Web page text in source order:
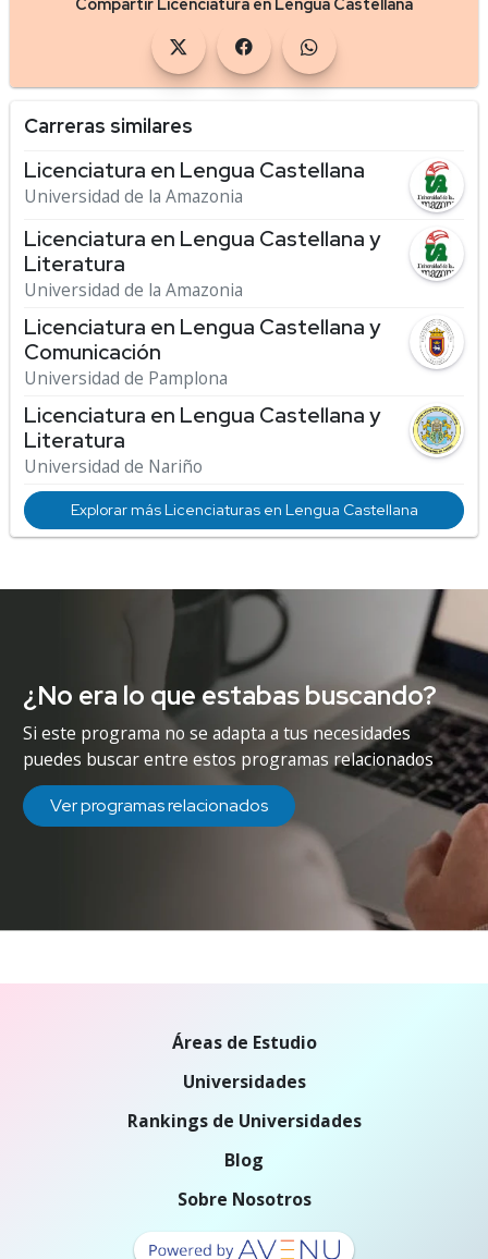
Carreras similares
Licenciatura en Lengua Castellana
Universidad de la Amazonia
Licenciatura en Lengua Castellana y
Literatura
Universidad de la Amazonia
Licenciatura en Lengua Castellana y
Comunicación
Universidad de Pamplona
Licenciatura en Lengua Castellana y
Literatura
Universidad de Nariño
Explorar más Licenciaturas en Lengua Castellana
¿No era lo que estabas buscando?
Si este programa no se adapta a tus necesidades
puedes buscar entre estos programas relacionados
Ver programas relacionados
Áreas de Estudio
Universidades
Rankings de Universidades
Blog
Sobre Nosotros